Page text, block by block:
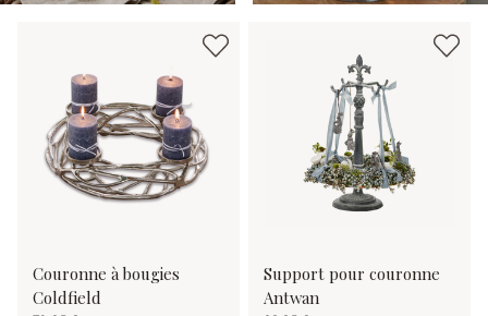
Couronne à bougies
Coldfield
Support pour couronne
Antwan